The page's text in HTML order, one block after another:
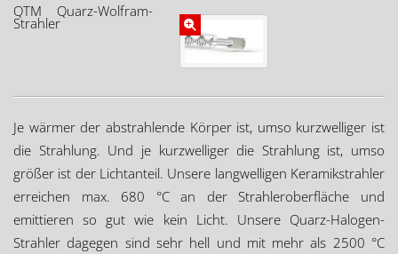
QTM Quarz-Wolfram-
Strahler
Je wärmer der abstrahlende Körper ist, umso kurzwelliger ist
die Strahlung. Und je kurzwelliger die Strahlung ist, umso
größer ist der Lichtanteil. Unsere langwelligen Keramikstrahler
erreichen max. 680 °C an der Strahleroberfläche und
emittieren so gut wie kein Licht. Unsere Quarz-Halogen-
Strahler dagegen sind sehr hell und mit mehr als 2500 °C